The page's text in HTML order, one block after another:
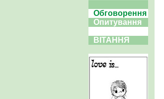
Обговорення
Опитування
ВІТАННЯ